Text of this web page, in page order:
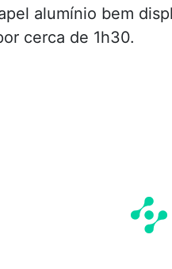
alumínio bem
cerca de 1h30.